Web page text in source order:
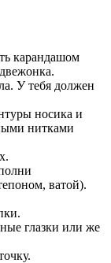
карандашом
У тебя должен
носика и
нитками
ватой).
глазки или же